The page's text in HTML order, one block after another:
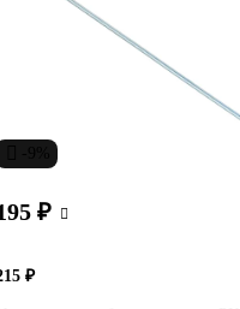
₽
₽